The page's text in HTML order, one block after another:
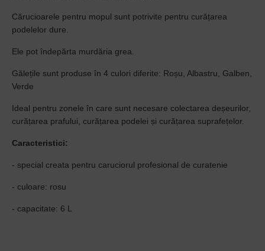
Cărucioarele pentru mopul sunt potrivite pentru curățarea
podelelor dure.
Ele pot îndepărta murdăria grea.
Gălețile sunt produse în 4 culori diferite: Roșu, Albastru, Galben,
Verde
Ideal pentru zonele în care sunt necesare colectarea deșeurilor,
curățarea prafului, curățarea podelei și curățarea suprafețelor.
Caracteristici:
- special creata pentru caruciorul profesional de curatenie
- culoare: rosu
- capacitate: 6 L